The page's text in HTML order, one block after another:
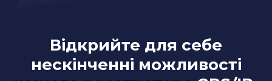
Відкрийте для себе
нескінченні можливості